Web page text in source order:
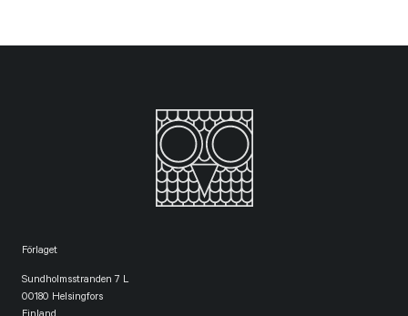
Förlaget
Sundholmsstranden 7 L
00180 Helsingfors